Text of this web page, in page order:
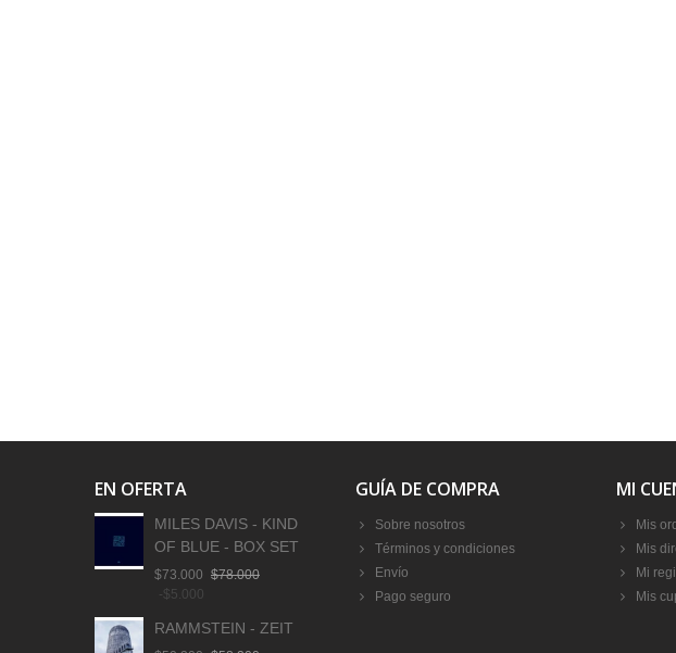
EN OFERTA
MILES DAVIS - KIND
OF BLUE - BOX SET
$73.000 $78.000
-$5.000
RAMMSTEIN - ZEIT
GUÍA DE COMPRA
Sobre nosotros
Términos y condiciones
Envío
Pago seguro
MI
Mis
Mis
Mi
Mis